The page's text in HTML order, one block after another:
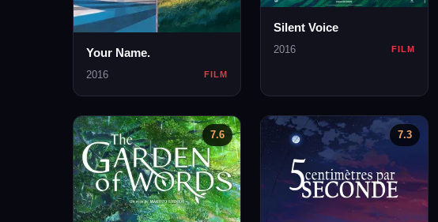
Your Name.
2016 FILM
Silent Voice
2016 FILM
7.6 7.3